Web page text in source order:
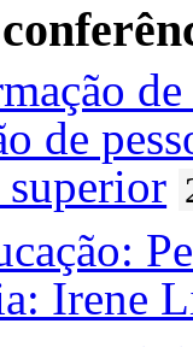
de
superior
Irene